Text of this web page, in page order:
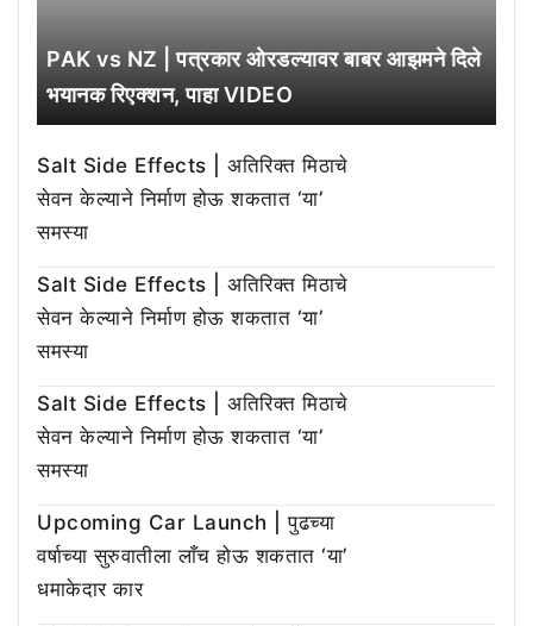
PAK vs NZ | पत्रकार ओरडल्यावर बाबर आझमने दिले
भयानक रिएक्शन, पाहा VIDEO
Salt Side Effects | अतिरिक्त मिठाचे
सेवन केल्याने निर्माण होऊ शकतात ‘या’
समस्या
Salt Side Effects | अतिरिक्त मिठाचे
सेवन केल्याने निर्माण होऊ शकतात ‘या’
समस्या
Salt Side Effects | अतिरिक्त मिठाचे
सेवन केल्याने निर्माण होऊ शकतात ‘या’
समस्या
Upcoming Car Launch | पुढच्या
वर्षाच्या सुरुवातीला लाँच होऊ शकतात ‘या’
धमाकेदार कार